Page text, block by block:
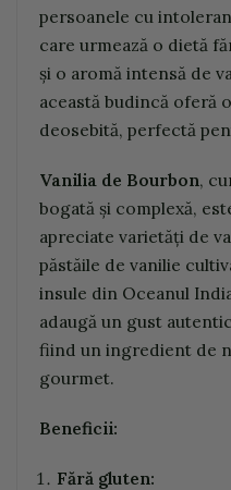
persoanele cu
care urmează o dietă
și o aromă intensă de
această budincă oferă
deosebită, perfectă
Vanilia de Bourbon,
bogată și complexă,
apreciate varietăți de
păstăile de vanilie
insule din Oceanul
adaugă un gust
fiind un ingredient de
gourmet.
Beneficii:
Fără gluten: